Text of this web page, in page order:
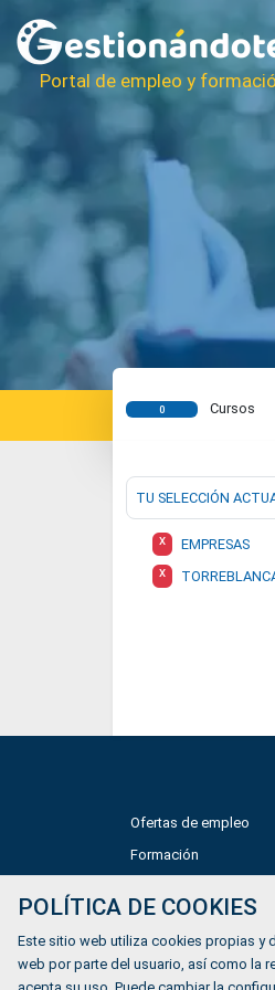
Portal de empleo y
0 Cursos
TU SELECCIÓN
X EMPRESAS
X
Ofertas de empleo
Formación
Listado Agencias de
Quiénes somos
POLÍTICA DE COOKIES
Este sitio web utiliza cookies propias y
web por parte del usuario, así como la